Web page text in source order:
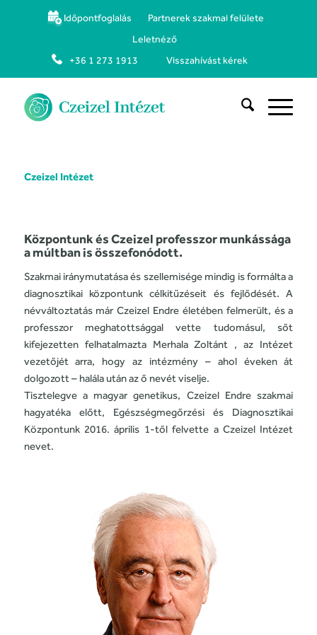
Időpontfoglalás
Partnerek szakmai felülete
Leletnéző
+36 1 273 1913
Visszahívást kérek
Czeizel Intézet
Központunk és Czeizel professzor munkássága
a múltban is összefonódott.
Szakmai iránymutatása és szellemisége mindig is formálta a
diagnosztikai központunk célkitűzéseit és fejlődését. A
névváltoztatás már Czeizel Endre életében felmerült, és a
professzor meghatottsággal vette tudomásul, sőt
kifejezetten felhatalmazta Merhala Zoltánt , az Intézet
vezetőjét arra, hogy az intézmény – ahol éveken át
dolgozott – halála után az ő nevét viselje.
Tisztelegve a magyar genetikus, Czeizel Endre szakmai
hagyatéka előtt, Egészségmegőrzési és Diagnosztikai
Központunk 2016. április 1-től felvette a Czeizel Intézet
nevet.